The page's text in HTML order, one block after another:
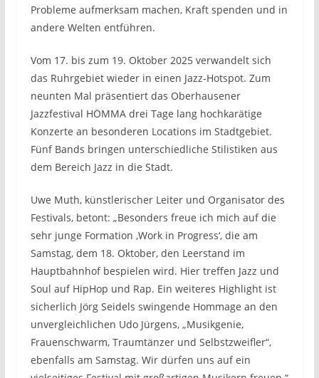
Probleme aufmerksam machen, Kraft spenden und in
andere Welten entführen.
Vom 17. bis zum 19. Oktober 2025 verwandelt sich
das Ruhrgebiet wieder in einen Jazz-Hotspot. Zum
neunten Mal präsentiert das Oberhausener
Jazzfestival HÖMMA drei Tage lang hochkarätige
Konzerte an besonderen Locations im Stadtgebiet.
Fünf Bands bringen unterschiedliche Stilistiken aus
dem Bereich Jazz in die Stadt.
Uwe Muth, künstlerischer Leiter und Organisator des
Festivals, betont: „Besonders freue ich mich auf die
sehr junge Formation ‚Work in Progress‘, die am
Samstag, dem 18. Oktober, den Leerstand im
Hauptbahnhof bespielen wird. Hier treffen Jazz und
Soul auf HipHop und Rap. Ein weiteres Highlight ist
sicherlich Jörg Seidels swingende Hommage an den
unvergleichlichen Udo Jürgens, „Musikgenie,
Frauenschwarm, Traumtänzer und Selbstzweifler“,
ebenfalls am Samstag. Wir dürfen uns auf ein